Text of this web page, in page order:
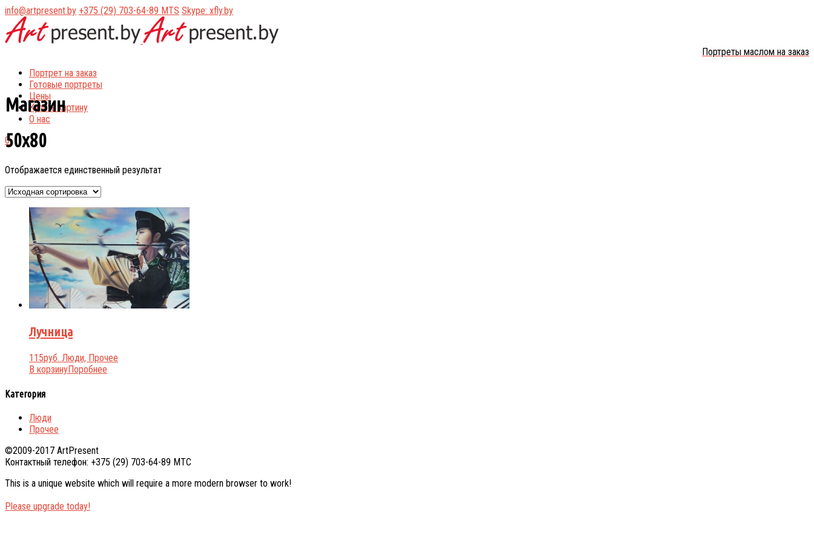
info@artpresent.by +375 (29) 703-64-89 MTS Skype: xfly.by
Портреты маслом на заказ
Портрет на заказ
Готовые портреты
Цены
Купить картину
О нас
0
Магазин
50x80
Отображается единственный результат
Лучница
115руб. Люди, Прочее
В корзинуПоробнее
Категория
Люди
Прочее
©2009-2017 ArtPresent
Контактный телефон: +375 (29) 703-64-89 МТС
This is a unique website which will require a more modern browser to work!
Please upgrade today!